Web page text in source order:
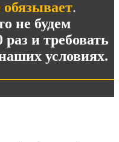
.
не будем
раз и требовать
условиях.